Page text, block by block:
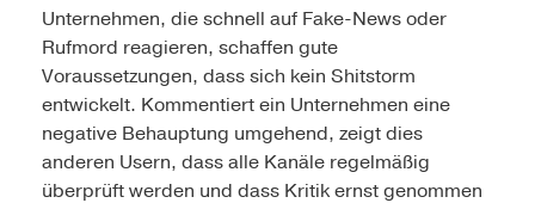
Unternehmen, die schnell auf Fake-News oder
Rufmord reagieren, schaffen gute
Voraussetzungen, dass sich kein Shitstorm
entwickelt. Kommentiert ein Unternehmen eine
negative Behauptung umgehend, zeigt dies
anderen Usern, dass alle Kanäle regelmäßig
überprüft werden und dass Kritik ernst genommen